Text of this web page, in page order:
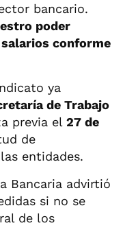
bancario.
poder
conforme
ya
de Trabajo
previa el 27 de
de
entidades.
Bancaria advirtió
si no se
de los